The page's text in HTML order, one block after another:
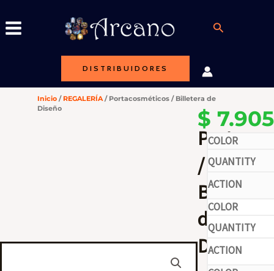
al
Buscar
DISTRIBUIDORES
Inicio / REGALERÍA/ Portacosméticos / Billetera de
Diseño
/
Billetera
de
Diseño
$